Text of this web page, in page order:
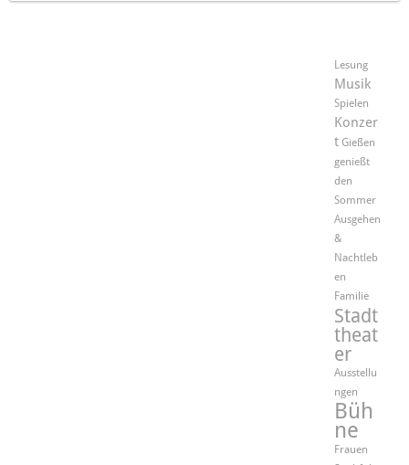
Lesung
Musik
Spielen
Konzer
t Gießen
genießt
den
Sommer
Ausgehen
&
Nachtleb
en
Familie
Stadt
theat
er
Ausstellu
ngen
Büh
ne
Frauen